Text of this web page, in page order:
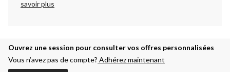
savoir plus
Ouvrez une session pour consulter vos offres personnalisées
Vous n’avez pas de compte? Adhérez maintenant